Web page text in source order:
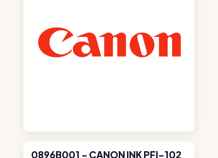
0896B001 - CANON INK PFI-102